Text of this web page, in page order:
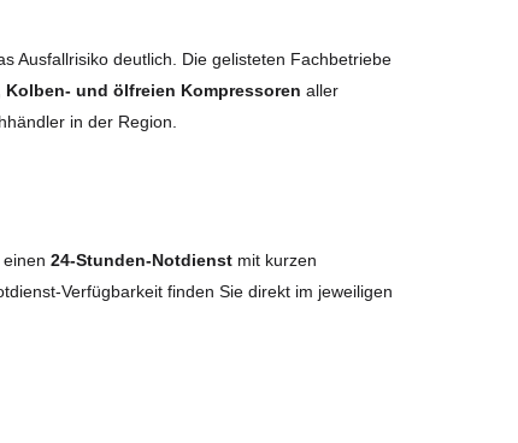
Ausfallrisiko deutlich. Die gelisteten Fachbetriebe
Kolben- und ölfreien Kompressoren aller
in der Region.
24-Stunden-Notdienst mit kurzen
Verfügbarkeit finden Sie direkt im jeweiligen